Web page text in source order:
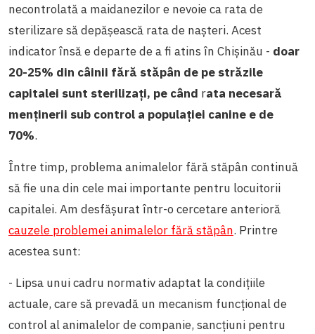
necontrolată a maidanezilor e nevoie ca rata de
sterilizare să depășească rata de nașteri. Acest
indicator însă e departe de a fi atins în Chișinău - doar
20-25% din câinii fără stăpân de pe străzile
capitalei sunt sterilizați, pe când rata necesară
menținerii sub control a populației canine e de
70%.
Între timp, problema animalelor fără stăpân continuă
să fie una din cele mai importante pentru locuitorii
capitalei. Am desfășurat într-o cercetare anterioră
cauzele problemei animalelor fără stăpân. Printre
acestea sunt:
- Lipsa unui cadru normativ adaptat la condițiile
actuale, care să prevadă un mecanism funcțional de
control al animalelor de companie, sancțiuni pentru